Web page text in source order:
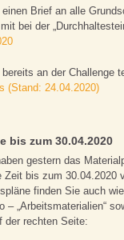
Brief an alle
bei der
an der Challenge
(Stand: 24.04.2020)
bis zum 30.04.2020
gestern das
Zeit bis zum 30.04.2020
finden Sie auch
– „Arbeitsmaterialien“
der rechten Seite: